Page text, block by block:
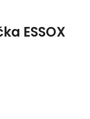
ESSOX